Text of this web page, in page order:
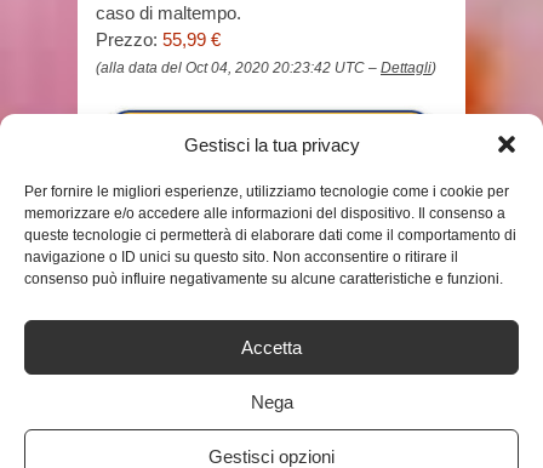
Gestisci la tua privacy
Per fornire le migliori esperienze, utilizziamo tecnologie come i cookie per
memorizzare e/o accedere alle informazioni del dispositivo. Il consenso a
queste tecnologie ci permetterà di elaborare dati come il comportamento di
navigazione o ID unici su questo sito. Non acconsentire o ritirare il
consenso può influire negativamente su alcune caratteristiche e funzioni.
Accetta
Nega
Gestisci opzioni
caso di maltempo.
Prezzo: 55,99 €
(alla data del Oct 04, 2020 20:23:42 UTC – Dettagli)
TAGS
SHARE THIS POST